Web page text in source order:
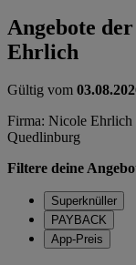
Angebote
Ehrlich
Gültig vom
Firma: Nicole Ehrlich
Quedlinburg
Filtere deine
Superknüller
PAYBACK
App-Preis